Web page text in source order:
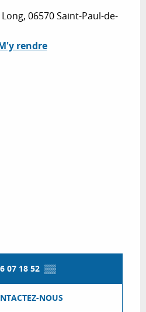
06570 Saint-Paul-de-
rendre
07 18 52 ▒▒
NOUS